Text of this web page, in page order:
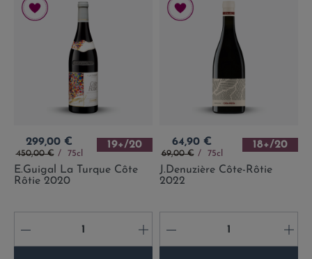
Prix
299,00 €
Prix de base
450,00 € 75cl
19+/20
E.Guigal La Turque Côte
Rôtie 2020
- +
Prix
64,90 €
Prix de base
69,00 € 75cl
18+/20
J.Denuzière Côte-Rôtie
2022
- +